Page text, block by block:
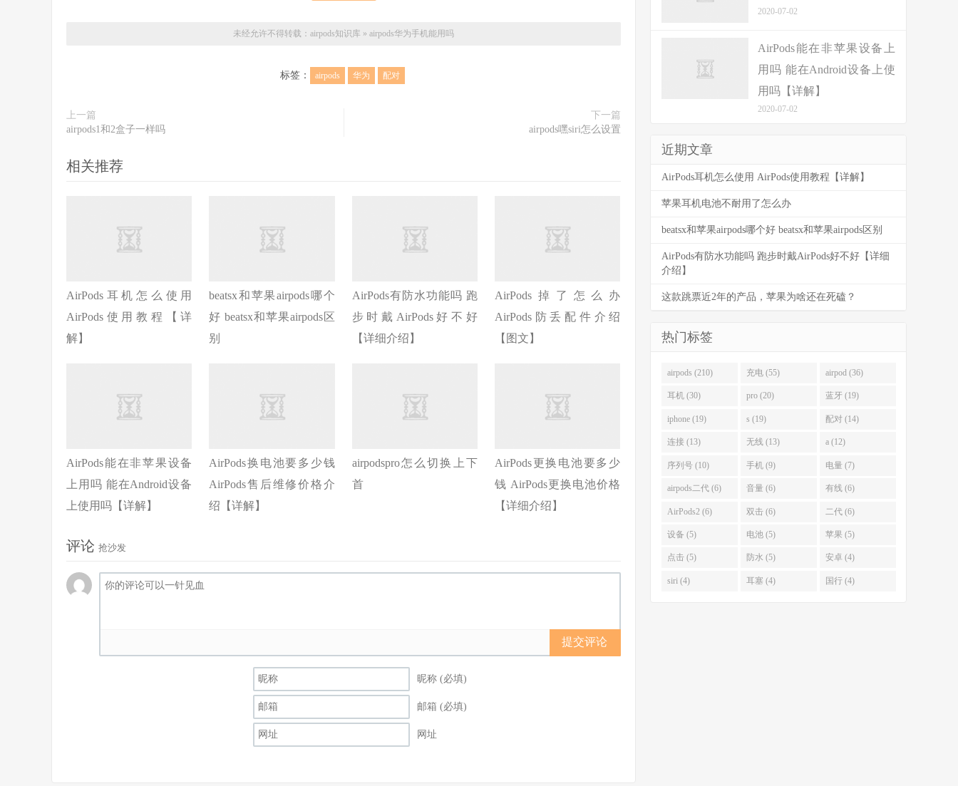
未经允许不得转载： airpods知识库 » airpods华为手机能用吗
标签： airpods 华为 配对
上一篇
airpods1和2盒子一样吗
下一篇
airpods嘿siri怎么设置
相关推荐
AirPods耳机怎么使用
AirPods使用教程【详
解】
beatsx和苹果airpods哪个
好 beatsx和苹果airpods区
别
AirPods有防水功能吗 跑
步时戴AirPods好不好
【详细介绍】
AirPods掉了怎么办
AirPods防丢配件介绍
【图文】
AirPods能在非苹果设备
上用吗 能在Android设备
上使用吗【详解】
AirPods换电池要多少钱
AirPods售后维修价格介
绍【详解】
airpodspro怎么切换上下
首
AirPods更换电池要多少
钱 AirPods更换电池价格
【详细介绍】
评论 抢沙发
提交评论
昵称 (必填)
邮箱 (必填)
网址
2020-07-02
AirPods能在非苹果设备上
用吗 能在Android设备上使
用吗【详解】
2020-07-02
近期文章
AirPods耳机怎么使用 AirPods使用教程【详解】
苹果耳机电池不耐用了怎么办
beatsx和苹果airpods哪个好 beatsx和苹果airpods区别
AirPods有防水功能吗 跑步时戴AirPods好不好【详细
介绍】
这款跳票近2年的产品，苹果为啥还在死磕？
热门标签
airpods (210) 充电 (55) airpod (36)
耳机 (30) pro (20) 蓝牙 (19)
iphone (19) s (19) 配对 (14)
连接 (13) 无线 (13) a (12)
序列号 (10) 手机 (9) 电量 (7)
airpods二代 (6) 音量 (6) 有线 (6)
AirPods2 (6) 双击 (6) 二代 (6)
设备 (5) 电池 (5) 苹果 (5)
点击 (5) 防水 (5) 安卓 (4)
siri (4) 耳塞 (4) 国行 (4)